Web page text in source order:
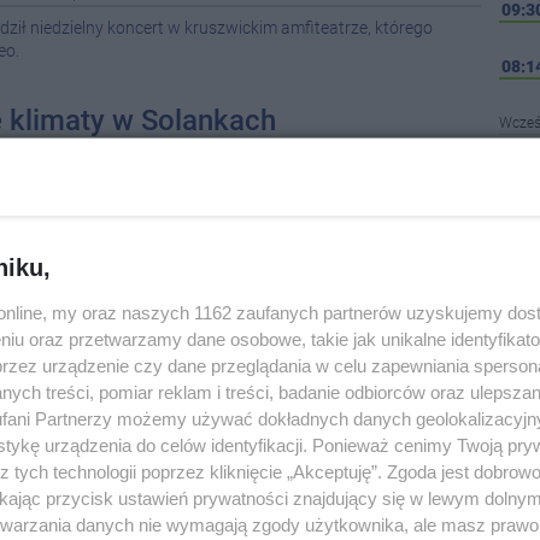
niedzielny koncert w kruszwickim amfiteatrze, którego
klimaty w Solankach
Lata Muzycznego był nie lada gratką dla
jeździła brytyjska arystokracja 90
SPOŁECZEŃSTWO
auto" #45<Br><BR>Dziś przeniesiemy się w fascynujący świat
Jakie nietypowe rozwiązania stosowano w tamtych
utrzymanie auta z minionej epoki? Oto Standard 12 z 193...
08-
08-
08-
08-06
my oraz naszych 1162 zaufanych partnerów uzyskujemy
oraz przetwarzamy dane osobowe, takie jak unikalne
urządzenie czy dane przeglądania w celu zapewniania
treści, pomiar reklam i treści, badanie odbiorców oraz
Partnerzy możemy używać dokładnych danych
urządzenia do celów identyfikacji. Ponieważ cenimy Twoją
tych technologii poprzez kliknięcie „Akceptuję”. Zgoda jest
przycisk ustawień prywatności znajdujący się w lewym
danych nie wymagają zgody użytkownika, ale masz